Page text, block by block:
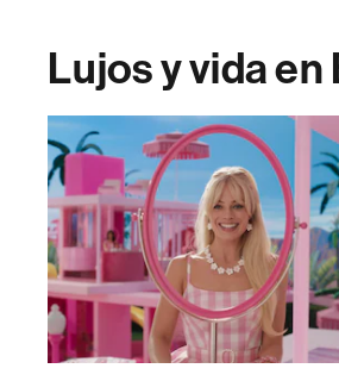
Lujos y vida